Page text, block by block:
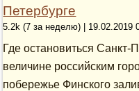
Петербурге
5.2k (7 за неделю) | 19.02.2019
Где остановиться Санкт-
величине российским
побережье Финского